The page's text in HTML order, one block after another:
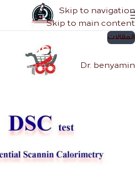
Skip to navigation
Skip to main content
المقالات
Dr. benyamin تشغيل يونيو 22, 2022
Calorimetry
هو تحليل حراري و
في التحليل الحراري، يتم قياس